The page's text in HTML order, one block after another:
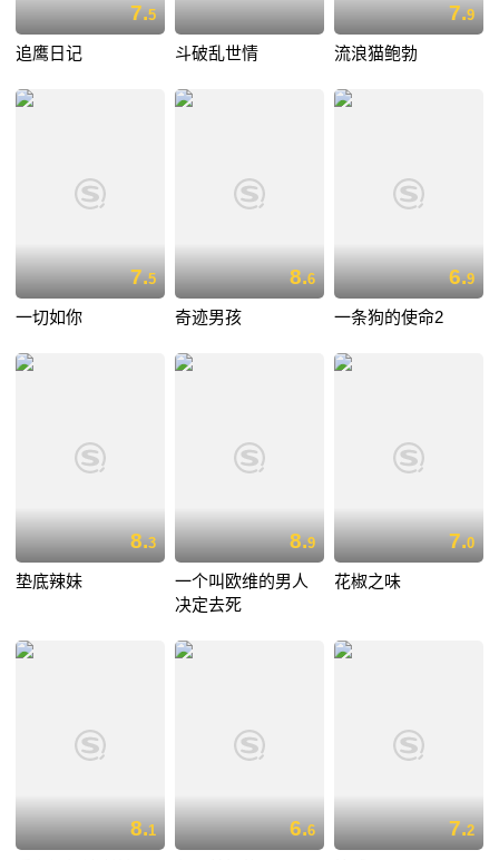
7.5
追鹰日记 斗破乱世情
7.9
流浪猫鲍勃
7.5
一切如你
8.6
奇迹男孩
6.9
一条狗的使命2
8.3
垫底辣妹
8.9
一个叫欧维的男人
决定去死
7.0
花椒之味
8.1 6.6 7.2